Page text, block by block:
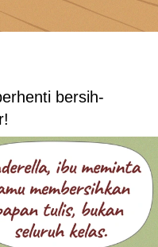
bersih-